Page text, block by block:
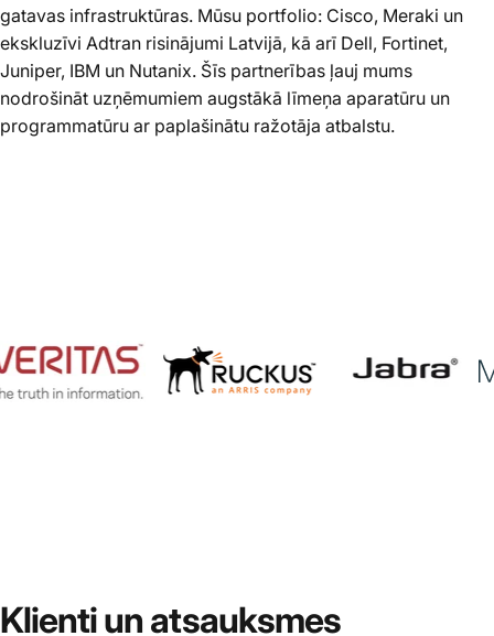
gatavas infrastruktūras. Mūsu portfolio: Cisco, Meraki un
ekskluzīvi Adtran risinājumi Latvijā, kā arī Dell, Fortinet,
Juniper, IBM un Nutanix. Šīs partnerības ļauj mums
nodrošināt uzņēmumiem augstākā līmeņa aparatūru un
programmatūru ar paplašinātu ražotāja atbalstu.
Klientiun atsauksmes